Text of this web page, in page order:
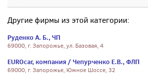
Другие фирмы из этой категории:
Руденко А. Б., ЧП
69000, г. Запорожье, ул. Базовая, 4
EUROcar, компания / Чепурченко Е.В., ФЛП
69000, г. Запорожье, Южное Шоссе, 32